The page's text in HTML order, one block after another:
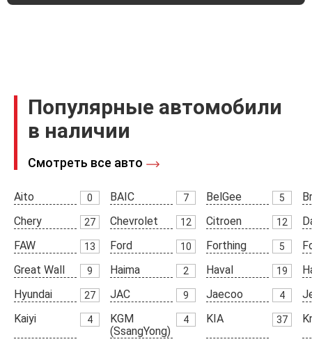
Популярные автомобили
в наличии
Смотреть все авто
Aito 0 BAIC 7 BelGee 5
Chery
27 Chevrolet 12 Citroen 12
FAW
13 Ford 10 Forthing 5
Great Wall
9 Haima 2 Haval 19
Hyundai
27 JAC 9 Jaecoo 4
Kaiyi
4
KGM
(SsangYong)
4 KIA 37